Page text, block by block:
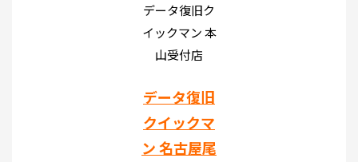
データ復旧ク
イックマン 本
山受付店
データ復旧
クイックマ
ン 名古屋尾